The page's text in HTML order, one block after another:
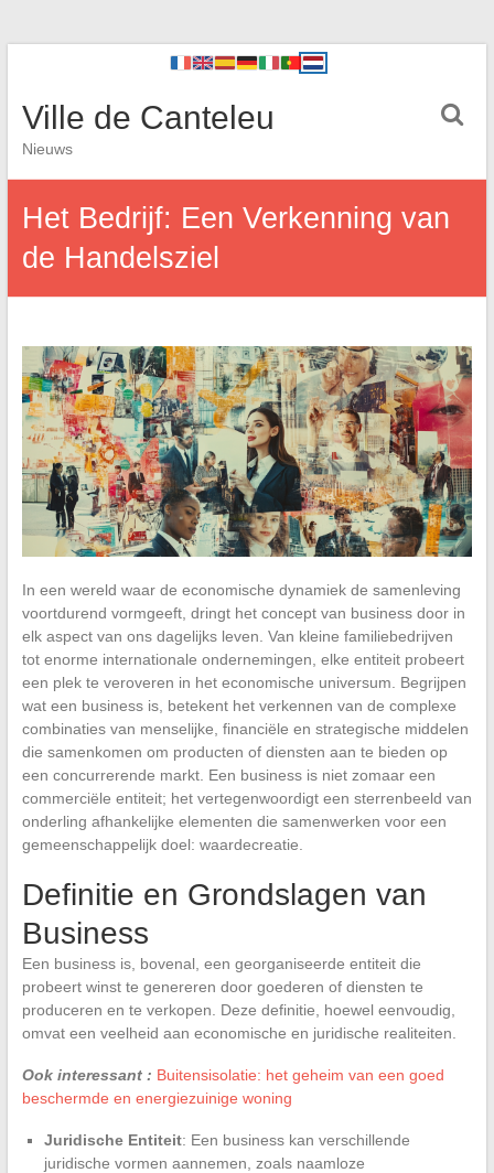
Ville de Canteleu
Nieuws
Het Bedrijf: Een Verkenning van
de Handelsziel
In een wereld waar de economische dynamiek de samenleving
voortdurend vormgeeft, dringt het concept van business door in
elk aspect van ons dagelijks leven. Van kleine familiebedrijven
tot enorme internationale ondernemingen, elke entiteit probeert
een plek te veroveren in het economische universum. Begrijpen
wat een business is, betekent het verkennen van de complexe
combinaties van menselijke, financiële en strategische middelen
die samenkomen om producten of diensten aan te bieden op
een concurrerende markt. Een business is niet zomaar een
commerciële entiteit; het vertegenwoordigt een sterrenbeeld van
onderling afhankelijke elementen die samenwerken voor een
gemeenschappelijk doel: waardecreatie.
Definitie en Grondslagen van
Business
Een business is, bovenal, een georganiseerde entiteit die
probeert winst te genereren door goederen of diensten te
produceren en te verkopen. Deze definitie, hoewel eenvoudig,
omvat een veelheid aan economische en juridische realiteiten.
Ook interessant : Buitensisolatie: het geheim van een goed
beschermde en energiezuinige woning
Juridische Entiteit: Een business kan verschillende
juridische vormen aannemen, zoals naamloze